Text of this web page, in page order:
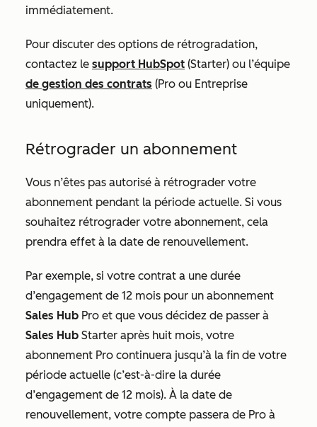
immédiatement.
Pour discuter des options de rétrogradation,
contactez le support HubSpot (Starter) ou l’équipe
de gestion des contrats (Pro ou Entreprise
uniquement).
Rétrograder un abonnement
Vous n’êtes pas autorisé à rétrograder votre
abonnement pendant la période actuelle. Si vous
souhaitez rétrograder votre abonnement, cela
prendra effet à la date de renouvellement.
Par exemple, si votre contrat a une durée
d’engagement de 12 mois pour un abonnement
Sales Hub Pro et que vous décidez de passer à
Sales Hub Starter après huit mois, votre
abonnement Pro continuera jusqu’à la fin de votre
période actuelle (c’est-à-dire la durée
d’engagement de 12 mois). À la date de
renouvellement, votre compte passera de Pro à